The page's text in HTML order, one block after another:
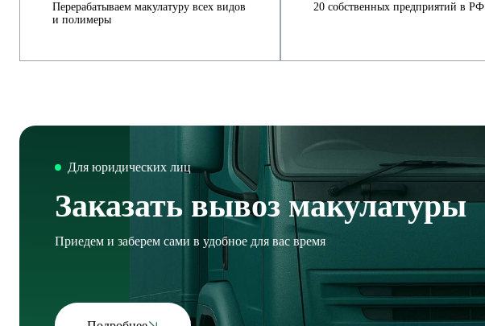
Перерабатываем макулатуру всех видов
и полимеры
20 собственных предприятий в РФ
Для юридических лиц
Заказать вывоз макулатуры
Приедем и заберем сами в удобное для вас время